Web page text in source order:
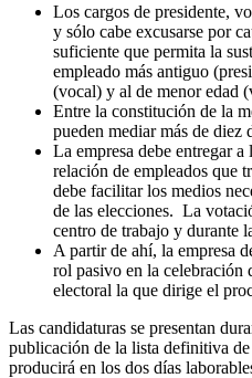
Los cargos de presidente,
y sólo cabe excusarse por
suficiente que permita la
empleado más antiguo
(vocal) y al de menor edad
Entre la constitución de la
pueden mediar más de diez
La empresa debe entregar
relación de empleados que
debe facilitar los medios
de las elecciones. La
centro de trabajo y durante
A partir de ahí, la empresa
rol pasivo en la celebración
electoral la que dirige el
Las candidaturas se presentan
publicación de la lista definitiva
producirá en los dos días